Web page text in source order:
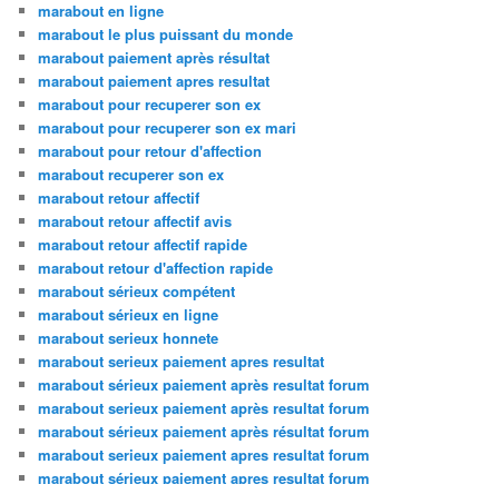
marabout en ligne
marabout le plus puissant du monde
marabout paiement après résultat
marabout paiement apres resultat
marabout pour recuperer son ex
marabout pour recuperer son ex mari
marabout pour retour d'affection
marabout recuperer son ex
marabout retour affectif
marabout retour affectif avis
marabout retour affectif rapide
marabout retour d'affection rapide
marabout sérieux compétent
marabout sérieux en ligne
marabout serieux honnete
marabout serieux paiement apres resultat
marabout sérieux paiement après resultat forum
marabout serieux paiement après resultat forum
marabout sérieux paiement après résultat forum
marabout serieux paiement apres resultat forum
marabout sérieux paiement apres resultat forum